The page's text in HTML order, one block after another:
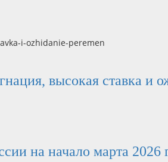
высокая ставка и
на начало марта 2026